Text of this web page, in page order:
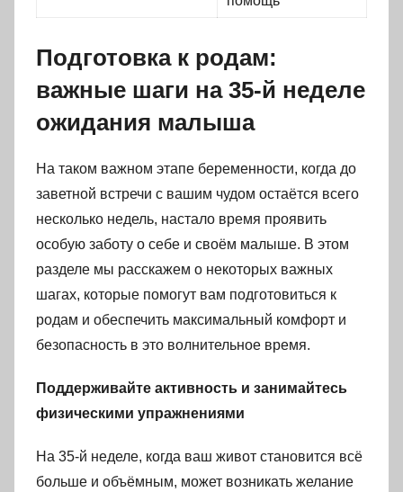
Подготовка к родам:
важные шаги на 35-й неделе
ожидания малыша
На таком важном этапе беременности, когда до
заветной встречи с вашим чудом остаётся всего
несколько недель, настало время проявить
особую заботу о себе и своём малыше. В этом
разделе мы расскажем о некоторых важных
шагах, которые помогут вам подготовиться к
родам и обеспечить максимальный комфорт и
безопасность в это волнительное время.
Поддерживайте активность и занимайтесь
физическими упражнениями
На 35-й неделе, когда ваш живот становится всё
больше и объёмным, может возникать желание